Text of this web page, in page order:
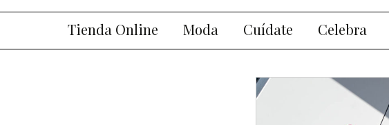
MaisTendencia
contenido
Tienda Online Moda Cuídate Celebra